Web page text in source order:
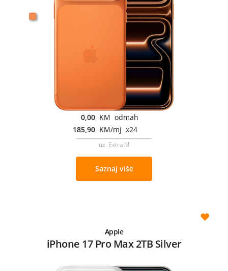
0,00 KM odmah
185,90 KM/mj x24
uz Extra M
Saznaj više
Apple
iPhone 17 Pro Max 2TB Silver